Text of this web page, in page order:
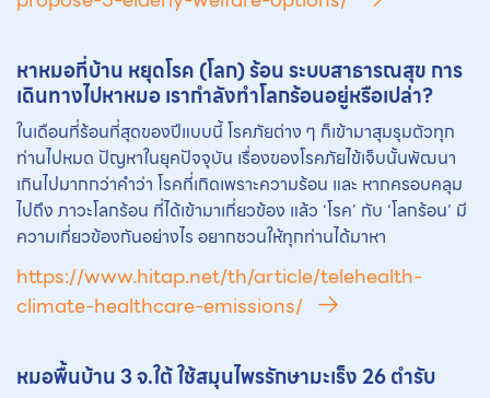
หาหมอที่บ้าน หยุดโรค (โลก) ร้อน ระบบสาธารณสุข การ
เดินทางไปหาหมอ เรากำลังทำโลกร้อนอยู่หรือเปล่า?
ในเดือนที่ร้อนที่สุดของปีแบบนี้ โรคภัยต่าง ๆ ก็เข้ามาสุมรุมตัวทุก
ท่านไปหมด ปัญหาในยุคปัจจุบัน เรื่องของโรคภัยไข้เจ็บนั้นพัฒนา
เกินไปมากกว่าคำว่า โรคที่เกิดเพราะความร้อน และ หากครอบคลุม
ไปถึง ภาวะโลกร้อน ที่ได้เข้ามาเกี่ยวข้อง แล้ว ‘โรค’ กับ ‘โลกร้อน’ มี
ความเกี่ยวข้องกันอย่างไร อยากชวนให้ทุกท่านได้มาหา
https://www.hitap.net/th/article/telehealth-
climate-healthcare-emissions/
หมอพื้นบ้าน 3 จ.ใต้ ใช้สมุนไพรรักษามะเร็ง 26 ตำรับ